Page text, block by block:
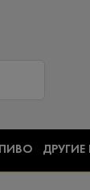
ПИВО ДРУГИЕ